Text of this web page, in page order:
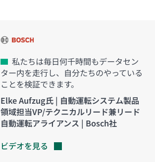
私たちは毎日何千時間もデータセン
ター内を走行し、自分たちのやっている
ことを検証できます。
Elke Aufzug氏 | 自動運転システム製品
領域担当VP/テクニカルリード兼リード
自動運転アライアンス | Bosch社
ビデオを見る